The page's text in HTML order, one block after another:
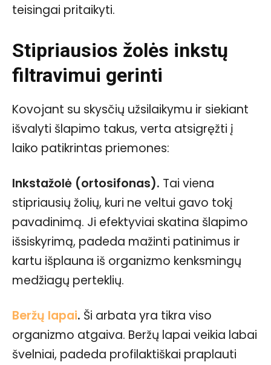
teisingai pritaikyti.
Stipriausios žolės inkstų
filtravimui gerinti
Kovojant su skysčių užsilaikymu ir siekiant
išvalyti šlapimo takus, verta atsigręžti į
laiko patikrintas priemones:
Inkstažolė (ortosifonas). Tai viena
stipriausių žolių, kuri ne veltui gavo tokį
pavadinimą. Ji efektyviai skatina šlapimo
išsiskyrimą, padeda mažinti patinimus ir
kartu išplauna iš organizmo kenksmingų
medžiagų perteklių.
Beržų lapai. Ši arbata yra tikra viso
organizmo atgaiva. Beržų lapai veikia labai
švelniai, padeda profilaktiškai praplauti